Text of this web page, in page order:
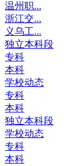
温州职...
浙江交...
义乌工...
独立本科段
专科
本科
学校动态
专科
本科
独立本科段
学校动态
专科
本科